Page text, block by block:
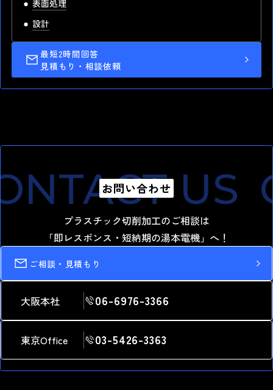
表面処理
設計
最短2時間回答
見積もり・相談依頼
US
お問い合わせ
プラスチック切削加工のご相談は
「即レスポンス・短納期の湯本電機」へ！
ご相談・見積もり
大阪本社 06-6976-3366
東京Office 03-5426-3363